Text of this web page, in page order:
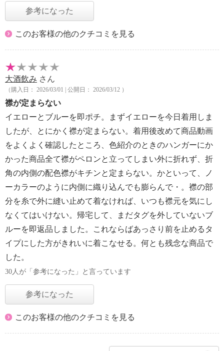
参考になった
このお客様の他のクチコミを見る
大酒飲み さん
（購入日： 2026/03/01 | 公開日： 2026/03/12 ）
襟が定まらない
イエローとブルーを即ポチ。まずイエローを今日着用しま
したが、とにかく襟が定まらない。着用後改めて商品動画
をよくよく確認したところ、色紹介のときのハンガーにか
かった商品全て襟がペロンと立ってしまい外に折れず、折
角の内側の配色襟がキチンと定まらない。かといって、ノ
ーカラーのように内側に織り込んでも膨らんで・。襟の部
分を糸で外に縫い止めて着なければ、いつも襟元を気にし
なくてはいけない。帰宅して、まだタグを外していないブ
ルーを即返品しました。これならばあっさり前を止めるタ
イプにした方がきれいに着こなせる。何とも残念な商品で
した。
30人が「参考になった」と言っています
参考になった
このお客様の他のクチコミを見る